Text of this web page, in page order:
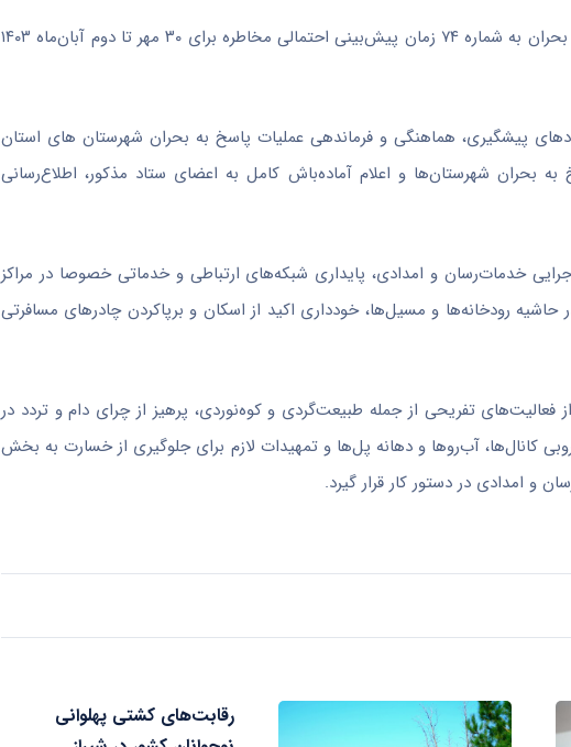
در این بیانیه آمده است: با توجه‌ به هشدار سطح نارنجی سازمان مدیریت بحران به شماره ۷۴ زمان پیش‌بینی احتمالی مخاطره برای ۳۰ مهر تا دوم آبان‌ماه ۱۴۰۳
پیشگیری، هماهنگی و فرماندهی عملیات پاسخ به بحران شهرستان های استان
شهرستان‌ها و اعلام آماده‌باش کامل به اعضای ستاد مذکور، اطلاع‌رسانی
خدمات‌رسان و امدادی، پایداری شبکه‌های ارتباطی و خدماتی خصوصا در مراکز
رودخانه‌ها و مسیل‌ها، خودداری اکید از اسکان و برپاکردن چادرهای مسافرتی
تفریحی از جمله طبیعت‌گردی و کوه‌نوردی، پرهیز از چرای دام و تردد در
کانال‌ها، آب‌روها و دهانه پل‌ها و تمهیدات لازم برای جلوگیری از خسارت به بخش
و امدادی در دستور کار قرار گیرد.
رقابت‌های کشتی پهلوانی